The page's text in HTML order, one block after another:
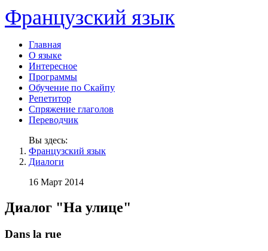
Французский язык
Главная
О языке
Интересное
Программы
Обучение по Скайпу
Репетитор
Спряжение глаголов
Переводчик
Вы здесь:
Французский язык
Диалоги
16 Март 2014
Диалог "На улице"
Dans la rue